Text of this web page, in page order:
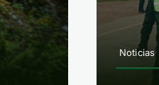
Noticias